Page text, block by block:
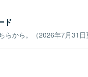
ド
から。（2026年7月31日